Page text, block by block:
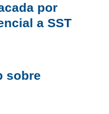
por
a SST
sobre